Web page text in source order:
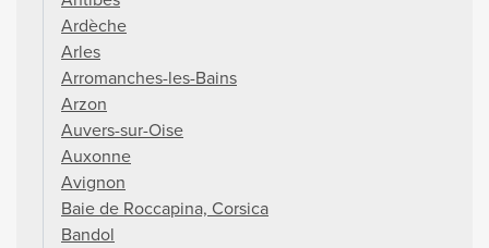
Ardèche
Arles
Arromanches-les-Bains
Arzon
Auvers-sur-Oise
Auxonne
Avignon
Baie de Roccapina, Corsica
Bandol